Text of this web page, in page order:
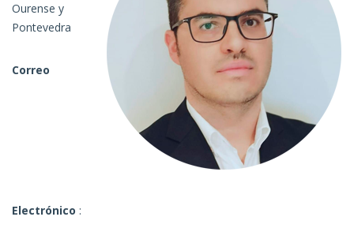
Ourense y
Pontevedra
Correo
Electrónico :